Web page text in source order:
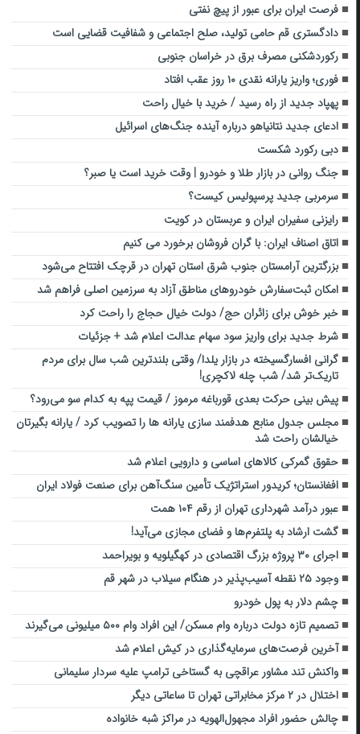
فرصت ایران برای عبور از پیچ نفتی
دادگستری قم حامی تولید، صلح اجتماعی و شفافیت قضایی است
رکوردشکنی مصرف برق در خراسان جنوبی
فوری؛ واریز یارانه نقدی ۱۰ روز عقب افتاد
پهپاد جدید از راه رسید / خرید با خیال راحت
ادعای جدید نتانیاهو درباره آینده جنگ‌های اسرائیل
دبی رکورد شکست
جنگ روانی در بازار طلا و خودرو | وقت خرید است یا صبر؟
سرمربی جدید پرسپولیس کیست؟
رایزنی سفیران ایران و عربستان در کویت
اتاق اصناف ایران: با گران فروشان برخورد می کنیم
بزرگترین آرامستان جنوب شرق استان تهران در قرچک افتتاح می‌شود
امکان ثبت‌سفارش خودروهای مناطق آزاد به سرزمین اصلی فراهم شد
خبر خوش برای زائران حج/ دولت خیال حجاج را راحت کرد
شرط جدید برای واریز سود سهام عدالت اعلام شد + جزئیات
گرانی افسارگسیخته در بازار یلدا/ وقتی بلندترین شب سال برای مردم
تاریک‌تر شد‌/ شب چله لاکچری!
پیش بینی حرکت بعدی قورباغه مرموز / قیمت پپه به کدام سو می‌رود؟
مجلس جدول منابع هدفمند سازی یارانه‌ ها را تصویب کرد / یارانه بگیرتان
خیالشان راحت شد
حقوق گمرکی کالاهای اساسی و دارویی اعلام شد
افغانستان؛ کریدور استراتژیک تأمین سنگ‌آهن برای صنعت فولاد ایران
عبور درآمد شهرداری تهران از رقم ۱۰۴ همت
گشت ارشاد به پلتفرم‌ها و فضای مجازی می‌آید!
اجرای ۳۰ پروژه بزرگ اقتصادی در کهگیلویه و بویراحمد
وجود ۲۵ نقطه آسیب‌پذیر در هنگام سیلاب در شهر قم
چشم دلار به پول خودرو
تصمیم تازه دولت درباره وام مسکن/ این افراد وام ۵۰۰ میلیونی می‌گیرند
آخرین فرصت‌های سرمایه‌گذاری در کیش اعلام شد
واکنش تند مشاور عراقچی به گستاخی ترامپ علیه سردار سلیمانی
اختلال در ۲ مرکز مخابراتی تهران تا ساعاتی دیگر
چالش حضور افراد مجهول‌الهویه در مراکز شبه خانواده